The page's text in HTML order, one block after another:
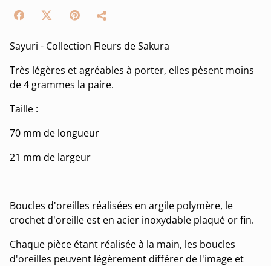
Sayuri - Collection Fleurs de Sakura
Très légères et agréables à porter, elles pèsent moins
de 4 grammes la paire.
Taille :
70 mm de longueur
21 mm de largeur
Boucles d'oreilles réalisées en argile polymère, le
crochet d'oreille est en acier inoxydable plaqué or fin.
Chaque pièce étant réalisée à la main, les boucles
d'oreilles peuvent légèrement différer de l'image et